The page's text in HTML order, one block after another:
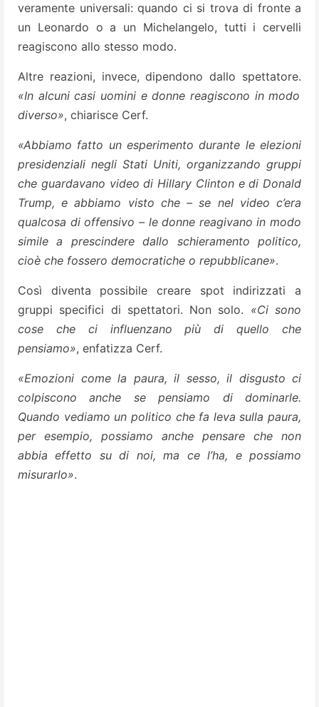
veramente universali: quando ci si trova di fronte a
un Leonardo o a un Michelangelo, tutti i cervelli
reagiscono allo stesso modo.
Altre reazioni, invece, dipendono dallo spettatore.
«In alcuni casi uomini e donne reagiscono in modo
diverso», chiarisce Cerf.
«Abbiamo fatto un esperimento durante le elezioni
presidenziali negli Stati Uniti, organizzando gruppi
che guardavano video di Hillary Clinton e di Donald
Trump, e abbiamo visto che – se nel video c’era
qualcosa di offensivo – le donne reagivano in modo
simile a prescindere dallo schieramento politico,
cioè che fossero democratiche o repubblicane».
Così diventa possibile creare spot indirizzati a
gruppi specifici di spettatori. Non solo. «Ci sono
cose che ci influenzano più di quello che
pensiamo», enfatizza Cerf.
«Emozioni come la paura, il sesso, il disgusto ci
colpiscono anche se pensiamo di dominarle.
Quando vediamo un politico che fa leva sulla paura,
per esempio, possiamo anche pensare che non
abbia effetto su di noi, ma ce l’ha, e possiamo
misurarlo».